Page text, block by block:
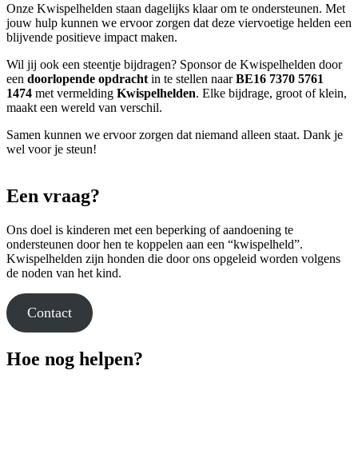
Onze Kwispelhelden staan dagelijks klaar om te ondersteunen. Met
jouw hulp kunnen we ervoor zorgen dat deze viervoetige helden een
blijvende positieve impact maken.
Wil jij ook een steentje bijdragen? Sponsor de Kwispelhelden door
een doorlopende opdracht in te stellen naarBE16 7370 5761
1474 met vermelding Kwispelhelden. Elke bijdrage, groot of klein,
maakt een wereld van verschil.
Samen kunnen we ervoor zorgen dat niemand alleen staat. Dank je
wel voor je steun!
Een vraag?
Ons doel is kinderen met een beperking of aandoening te
ondersteunen door hen te koppelen aan een “kwispelheld”.
Kwispelhelden zijn honden die door ons opgeleid worden volgens
de noden van het kind.
Contact
Hoe nog helpen?